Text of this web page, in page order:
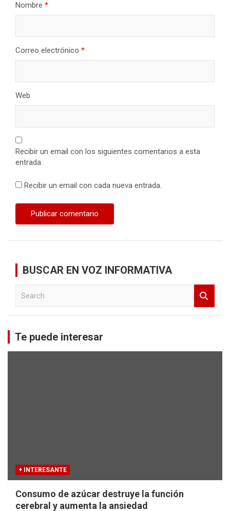
Nombre *
Correo electrónico *
Web
Recibir un email con los siguientes comentarios a esta
entrada.
Recibir un email con cada nueva entrada.
BUSCAR EN VOZ INFORMATIVA
c
h
Te puede interesar
+ INTERESANTE
Consumo de azúcar destruye la función
cerebral y aumenta la ansiedad